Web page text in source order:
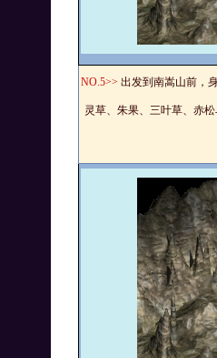
NO.5>> 出发到南嵩山前，
灵草、朱果、三叶草、赤